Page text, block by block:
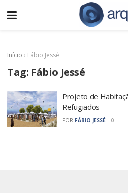
Início › Fábio Jessé
Tag: Fábio Jessé
Projeto de
Refugiados
POR FÁBIO JESSÉ 0